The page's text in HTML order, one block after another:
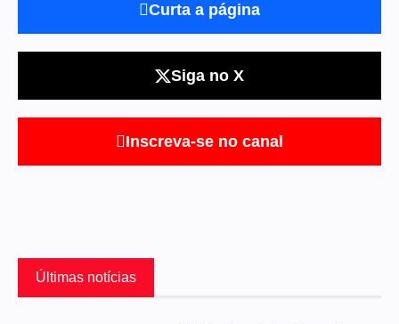
Curta a página
Siga no X
Inscreva-se no canal
Últimas notícias